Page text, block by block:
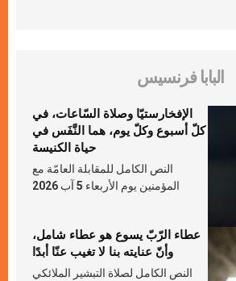
البابا فرنسيس
الإفخارستيّا وصلاة السّاعات، في
كلّ أسبوع وكلّ يوم، هما النَّفَس في
حياة الكنيسة
النص الكامل للمقابلة العامّة مع
المؤمنين يوم الأربعاء 5 آب 2026
عطاء الرّبّ يسوع هو عطاء شامل،
وأنّ عنايته بنا لا تغيب عنّا أبدًا
النص الكامل لصلاة التبشير الملائكي